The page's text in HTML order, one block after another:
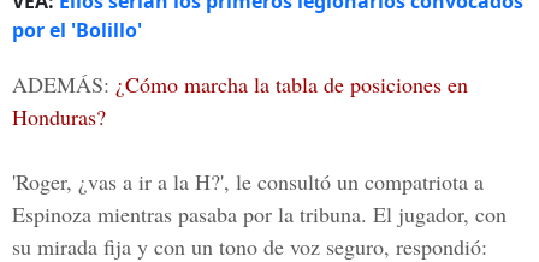
por el 'Bolillo'
ADEMÁS: ¿Cómo marcha la tabla de posiciones en
Honduras?
'Roger, ¿vas a ir a la H?', le consultó un compatriota a
Espinoza mientras pasaba por la tribuna. El jugador, con
su mirada fija y con un tono de voz seguro, respondió: